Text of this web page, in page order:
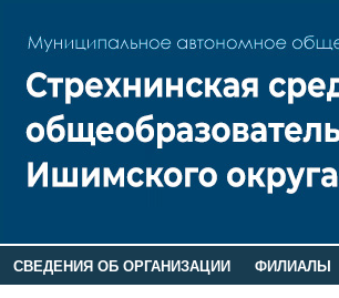
СВЕДЕНИЯ ОБ ОРГАНИЗАЦИИ ФИЛИАЛЫ